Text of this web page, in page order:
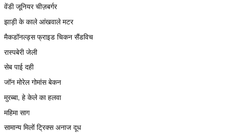
वेंडी जूनियर चीज़बर्गर
झाड़ी के काले आंखवाले मटर
मैकडॉनल्ड्स फ्राइड चिकन सैंडविच
रास्पबेरी जेली
सेब पाई दही
जॉन मोरेल गोमांस बेकन
मुरब्बा, हे केले का हलवा
महिमा साग
सामान्य मिलों ट्रिक्स अनाज दूध